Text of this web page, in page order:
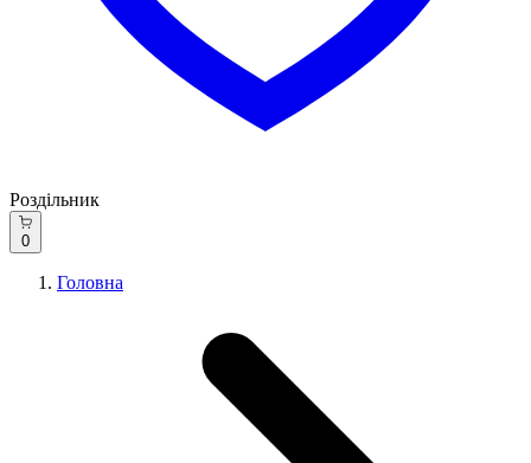
Роздільник
0
Головна